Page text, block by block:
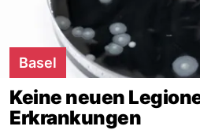
Basel
Keine neuen
Erkrankungen